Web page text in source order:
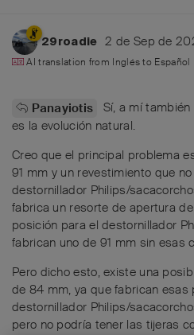
29roadie 2 de Sep de
AI translation from Inglésto Español
Panayiotis
Sí, a mí
es la evolución natural.
Creo que el principal problema
91 mm y un revestimiento que
destornillador Philips/
fabrica un resorte de apertura
posición para el destornillador
fabrican uno de 91 mm sin esas
Pero dicho esto, existe una
de 84 mm, ya que fabrican esas
destornillador Philips/
pero no podría tener las tijeras